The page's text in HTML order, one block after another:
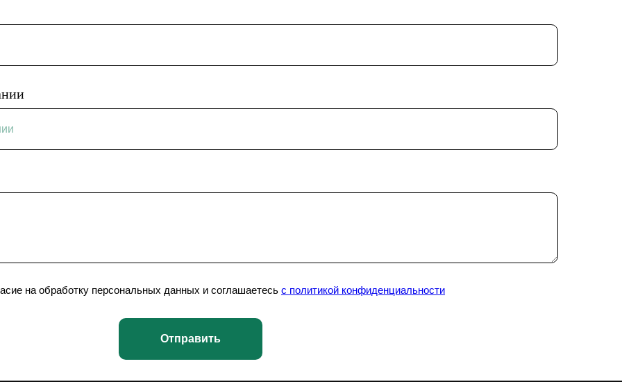
на обработку персональных данных и соглашаетесь c политикой конфиденциальности
Отправить